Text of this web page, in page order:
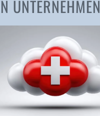
UNTERNEHMEN